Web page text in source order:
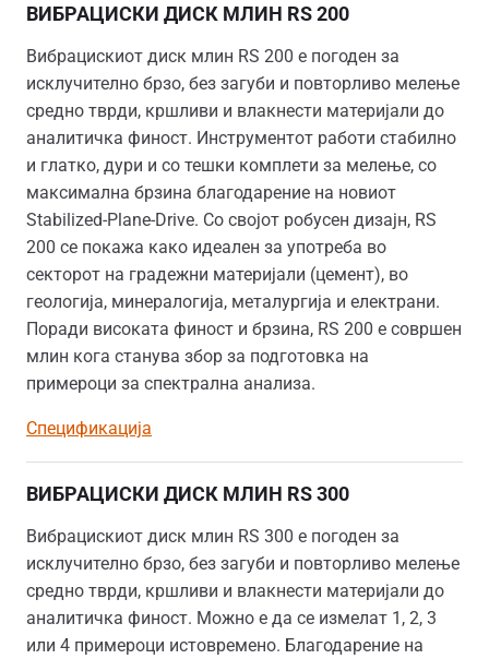
ВИБРАЦИСКИ ДИСК МЛИН RS 200
Вибрацискиот диск млин RS 200 е погоден за
исклучително брзо, без загуби и повторливо мелење
средно тврди, кршливи и влакнести материјали до
аналитичка финост. Инструментот работи стабилно
и глатко, дури и со тешки комплети за мелење, со
максимална брзина благодарение на новиот
Stabilized-Plane-Drive. Со својот робусен дизајн, RS
200 се покажа како идеален за употреба во
секторот на градежни материјали (цемент), во
геологија, минералогија, металургија и електрани.
Поради високата финост и брзина, RS 200 е совршен
млин кога станува збор за подготовка на
примероци за спектрална анализа.
Спецификација
ВИБРАЦИСКИ ДИСК МЛИН RS 300
Вибрацискиот диск млин RS 300 е погоден за
исклучително брзо, без загуби и повторливо мелење
средно тврди, кршливи и влакнести материјали до
аналитичка финост. Можно е да се измелат 1, 2, 3
или 4 примероци истовремено. Благодарение на